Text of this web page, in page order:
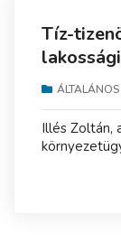
Tíz-
ÁLTALÁNOS
Illés Zoltán,